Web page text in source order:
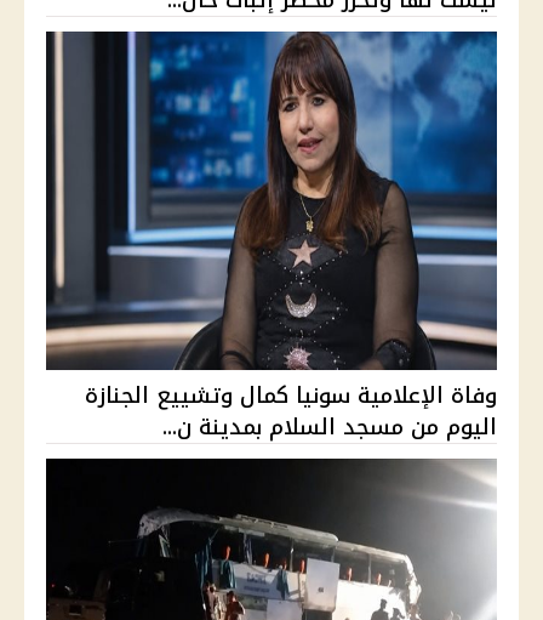
وفاة الإعلامية سونيا كمال وتشييع الجنازة
اليوم من مسجد السلام بمدينة ن...